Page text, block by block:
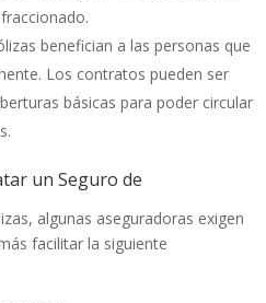
benefician a las personas que
Los contratos pueden ser
básicas para poder circular
un Seguro de
algunas aseguradoras exigen
facilitar la siguiente